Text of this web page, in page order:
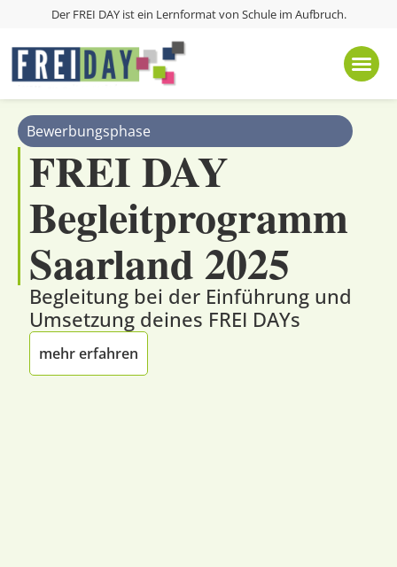
Der FREI DAY ist ein Lernformat von Schule im Aufbruch.
Bewerbungsphase
FREI DAY
Begleitprogramm
Saarland 2025
Begleitung bei der Einführung und
Umsetzung deines FREI DAYs
mehr erfahren